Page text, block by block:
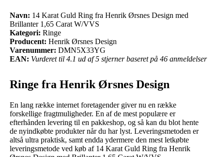
Navn: 14 Karat Guld Ring fra Henrik Ørsnes Design med
Brillanter 1,65 Carat W/VVS
Kategori: Ringe
Producent: Henrik Ørsnes Design
Varenummer: DMN5X33YG
EAN: Vurderet til 4.1 ud af 5 stjerner baseret på 46 anmeldelser
Ringe fra Henrik Ørsnes Design
En lang række internet foretagender giver nu en række
forskellige fragtmuligheder. En af de mest populære er
efterhånden levering til en pakkeshop, og så kan du blot hente
de nyindkøbte produkter når du har lyst. Leveringsmetoden er
altså ultra praktisk, samt endda ydermere den mest letkøbte
leveringsmetode ved køb af 14 Karat Guld Ring fra Henrik